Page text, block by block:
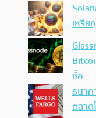
เหรีย
ซื้อ
ธนาค
ตลาด